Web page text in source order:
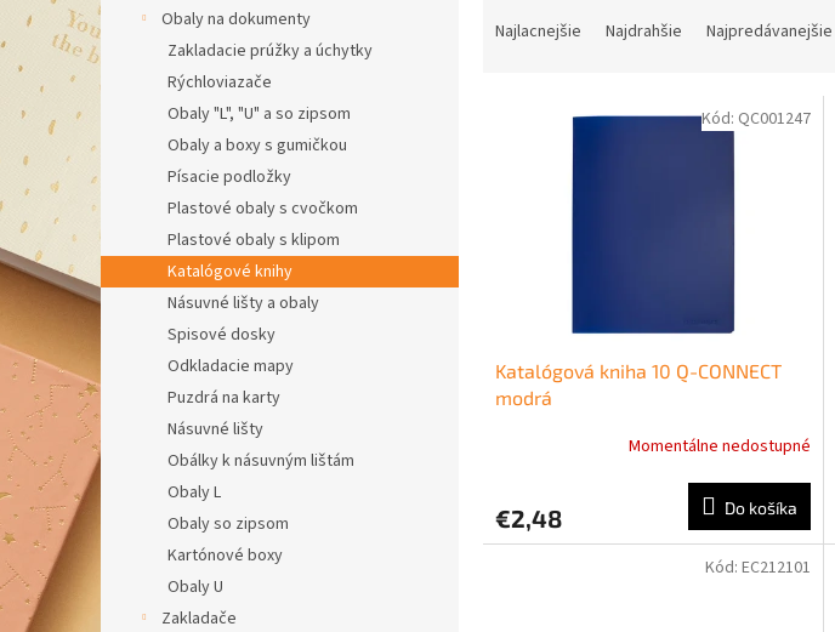
Obaly na dokumenty
Zakladacie prúžky a úchytky
Rýchloviazače
Obaly "L", "U" a so zipsom
Obaly a boxy s gumičkou
Písacie podložky
Plastové obaly s cvočkom
Plastové obaly s klipom
Katalógové knihy
Násuvné lišty a obaly
Spisové dosky
Odkladacie mapy
Puzdrá na karty
Násuvné lišty
Obálky k násuvným lištám
Obaly L
Obaly so zipsom
Kartónové boxy
Obaly U
Zakladače
Najlacnejšie Najdrahšie Najpredávanejšie
Katalógová kniha 10 Q-CONNECT
modrá
Momentálne nedostupné
€2,48 Do košíka
Kód: QC001247
Kód: EC212101